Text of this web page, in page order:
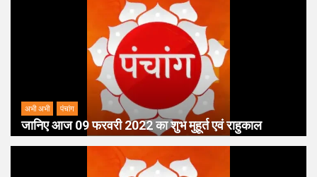
अभी अभी पंचांग
जानिए आज 09 फरवरी 2022 का शुभ मुहूर्त एवं राहुकाल